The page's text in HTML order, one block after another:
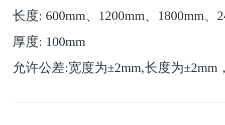
长度: 600mm、1200mm、1800mm、
厚度: 100mm
允许公差:宽度为±2mm,长度为±2mm